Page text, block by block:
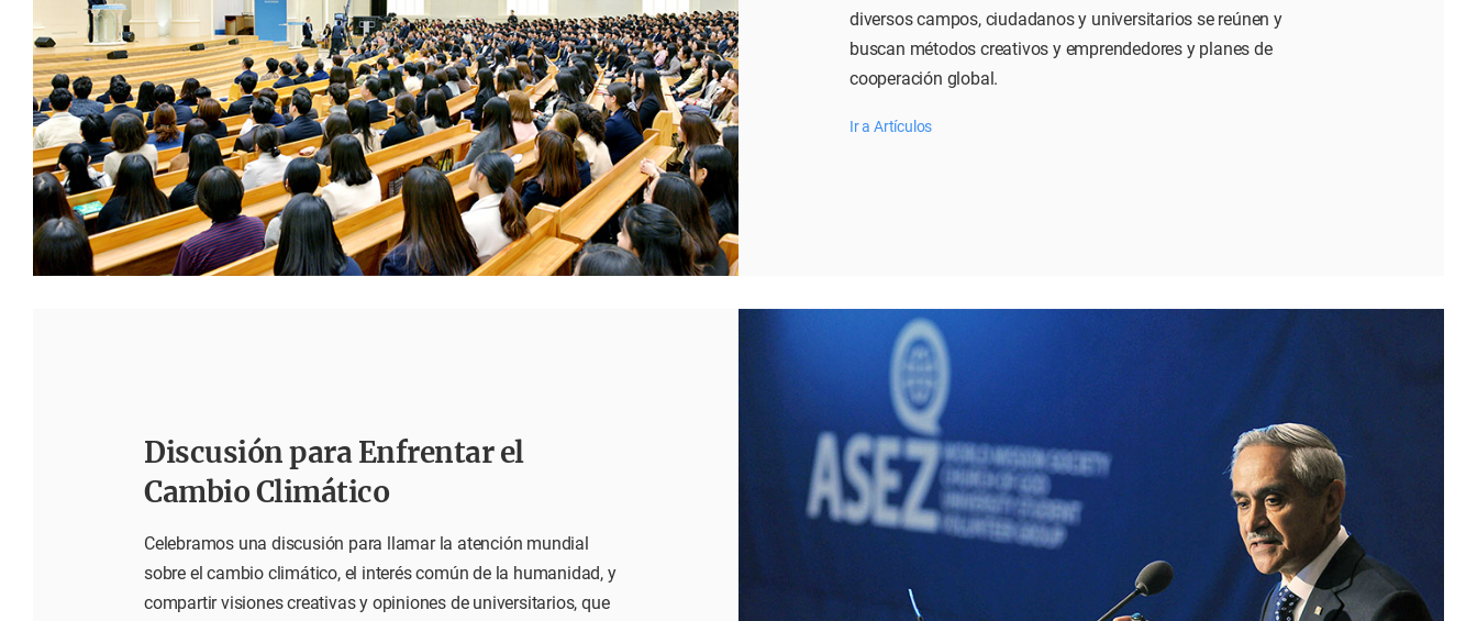
diversos campos, ciudadanos y universitarios se reúnen y
buscan métodos creativos y emprendedores y planes de
cooperación global.
Ir a Artículos
Discusión para Enfrentar el
Cambio Climático
Celebramos una discusión para llamar la atención mundial
sobre el cambio climático, el interés común de la humanidad, y
compartir visiones creativas y opiniones de universitarios, que